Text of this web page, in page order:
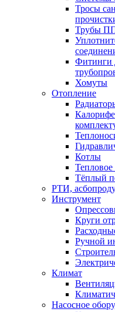
Тросы
Трубы
Хомуты
Отопление
Котлы
Тёплый
РТИ,
Инструмент
Круги
Ручной
Климат
Насосное